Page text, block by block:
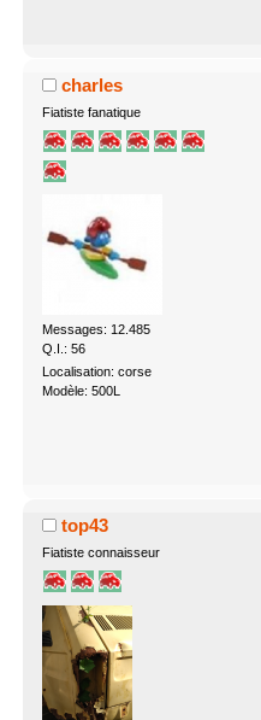
charles
Fiatiste fanatique
Messages: 12.485
Q.I.: 56
Localisation: corse
Modèle: 500L
top43
Fiatiste connaisseur